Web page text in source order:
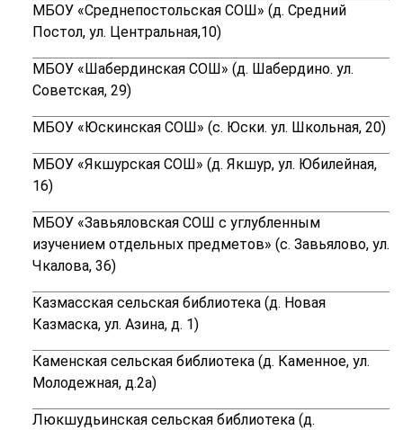
МБОУ «Среднепостольская СОШ» (д. Средний
Постол, ул. Центральная,10)
МБОУ «Шабердинская СОШ» (д. Шабердино. ул.
Советская, 29)
МБОУ «Юскинская СОШ» (с. Юски. ул. Школьная, 20)
МБОУ «Якшурская СОШ» (д. Якшур, ул. Юбилейная,
16)
МБОУ «Завьяловская СОШ с углубленным
изучением отдельных предметов» (с. Завьялово, ул.
Чкалова, 36)
Казмасская сельская библиотека (д. Новая
Казмаска, ул. Азина, д. 1)
Каменская сельская библиотека (д. Каменное, ул.
Молодежная, д.2а)
Люкшудьинская сельская библиотека (д.